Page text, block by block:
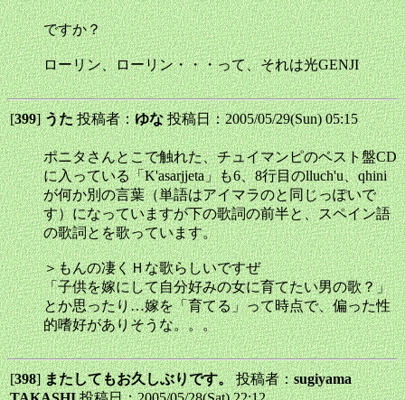
ですか？
ローリン、ローリン・・・って、それは光GENJI
[399]うた投稿者：ゆな投稿日：2005/05/29(Sun) 05:15
ポニタさんとこで触れた、チュイマンピのベスト盤CD
に入っている「K'asarjjeta」も6、8行目のlluch'u、qhini
が何か別の言葉（単語はアイマラのと同じっぽいで
す）になっていますが下の歌詞の前半と、スペイン語
の歌詞とを歌っています。
＞もんの凄くＨな歌らしいですぜ
「子供を嫁にして自分好みの女に育てたい男の歌？」
とか思ったり…嫁を「育てる」って時点で、偏った性
的嗜好がありそうな。。。
[398]またしてもお久しぶりです。投稿者：sugiyama